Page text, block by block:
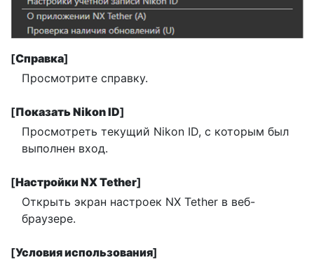
[Справка]
Просмотрите справку.
[Показать Nikon ID]
Просмотреть текущий Nikon ID, с которым был
выполнен вход.
[Настройки NX Tether]
Открыть экран настроек NX Tether в веб-
браузере.
[Условия использования]